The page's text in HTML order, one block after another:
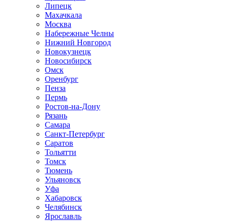
Липецк
Махачкала
Москва
Набережные Челны
Нижний Новгород
Новокузнецк
Новосибирск
Омск
Оренбург
Пенза
Пермь
Ростов-на-Дону
Рязань
Самара
Санкт-Петербург
Саратов
Тольятти
Томск
Тюмень
Ульяновск
Уфа
Хабаровск
Челябинск
Ярославль